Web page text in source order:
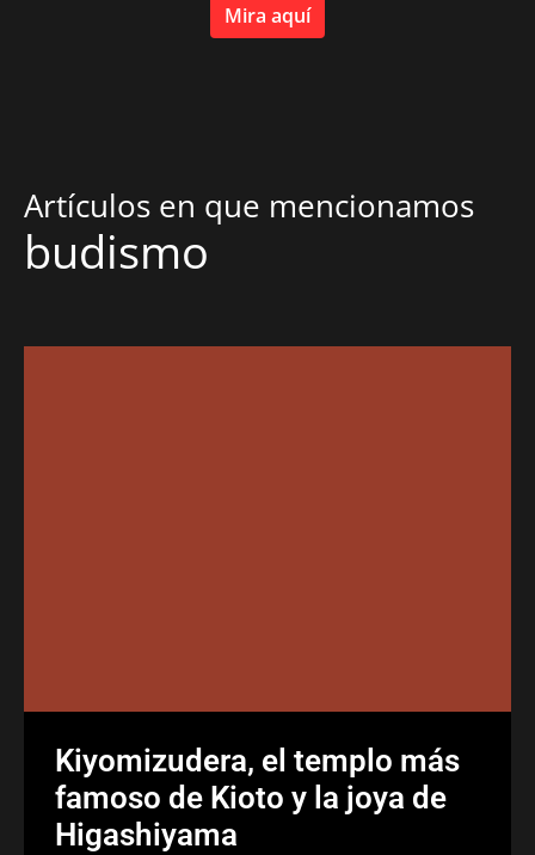
Mira aquí
Artículos en que mencionamos
budismo
Kiyomizudera, el templo más
famoso de Kioto y la joya de
Higashiyama